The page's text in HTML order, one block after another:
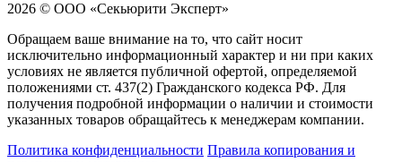
2026 © ООО «Секьюрити Эксперт»
Обращаем ваше внимание на то, что сайт носит
исключительно информационный характер и ни при каких
условиях не является публичной офертой, определяемой
положениями ст. 437(2) Гражданского кодекса РФ. Для
получения подробной информации о наличии и стоимости
указанных товаров обращайтесь к менеджерам компании.
Политика конфиденциальности Правила копирования и